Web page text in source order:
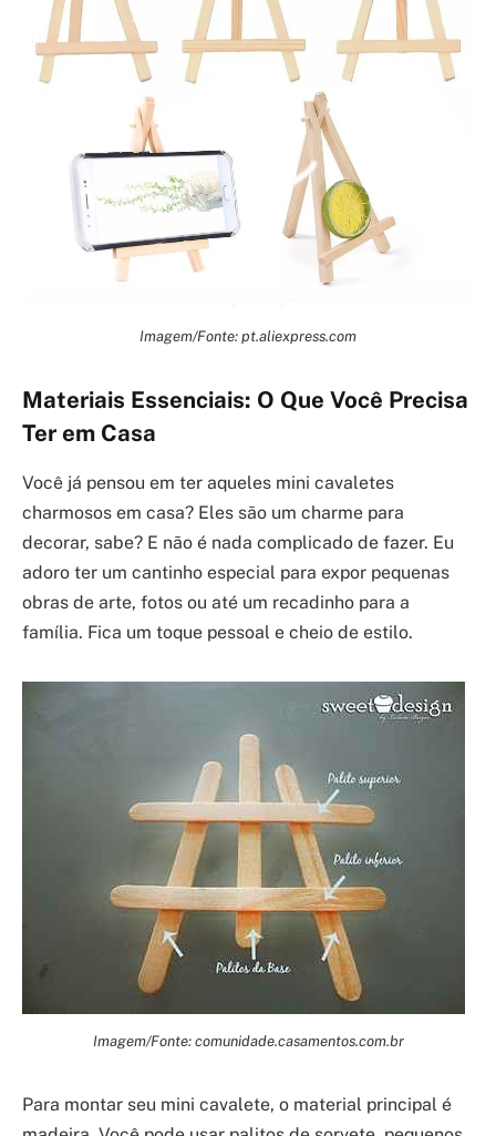
Imagem/Fonte: pt.aliexpress.com
Materiais Essenciais: O Que Você Precisa
Ter em Casa
Você já pensou em ter aqueles mini cavaletes
charmosos em casa? Eles são um charme para
decorar, sabe? E não é nada complicado de fazer. Eu
adoro ter um cantinho especial para expor pequenas
obras de arte, fotos ou até um recadinho para a
família. Fica um toque pessoal e cheio de estilo.
Imagem/Fonte: comunidade.casamentos.com.br
Para montar seu mini cavalete, o material principal é